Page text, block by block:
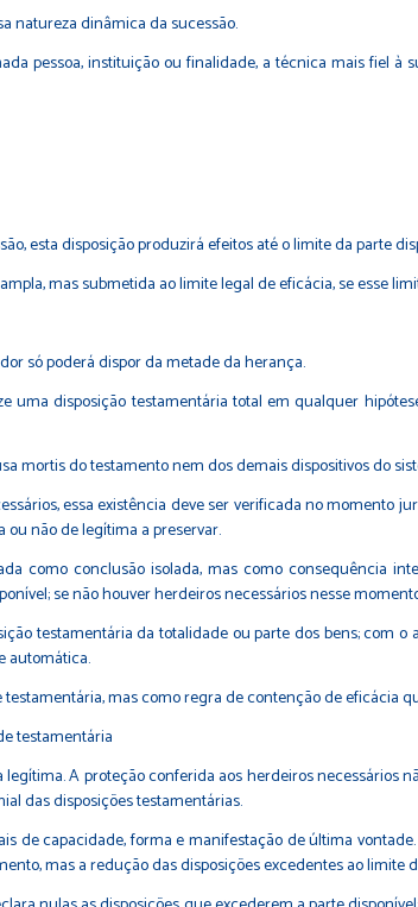
natureza dinâmica da sucessão.
pessoa, instituição ou finalidade, a técnica mais fiel
esta disposição produzirá efeitos até o limite da parte
mas submetida ao limite legal de eficácia, se esse
só poderá dispor da metade da herança.
uma disposição testamentária total em qualquer
mortis do testamento nem dos demais dispositivos do
essa existência deve ser verificada no momento
ou não de legítima a preservar.
como conclusão isolada, mas como consequência
se não houver herdeiros necessários nesse
testamentária da totalidade ou parte dos bens; com o
automática.
mas como regra de contenção de eficácia
testamentária
A proteção conferida aos herdeiros necessários
das disposições testamentárias.
de capacidade, forma e manifestação de última
mas a redução das disposições excedentes ao limite